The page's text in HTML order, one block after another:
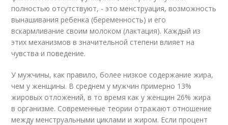
полностью отсутствуют, - это менструация, возможность
вынашивания ребенка (беременность) и его
вскармливание своим молоком (лактация). Каждый из
этих механизмов в значительной степени влияет на
чувства и поведение.
У мужчины, как правило, более низкое содержание жира,
чем у женщины. В среднем у мужчин примерно 13%
жировых отложений, в то время как у женщин 26% жира
в организме. Современные теории отражают отношение
между менструальными циклами и жиром. Если процент